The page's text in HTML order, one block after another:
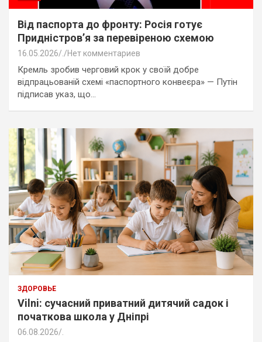
Від паспорта до фронту: Росія готує
Придністров’я за перевіреною схемою
16.05.2026 Нет комментариев
Кремль зробив черговий крок у своїй добре
відпрацьованій схемі «паспортного конвеєра» — Путін
підписав указ, що…
ЗДОРОВЬЕ
Vilni: сучасний приватний дитячий садок і
початкова школа у Дніпрі
06.08.2026